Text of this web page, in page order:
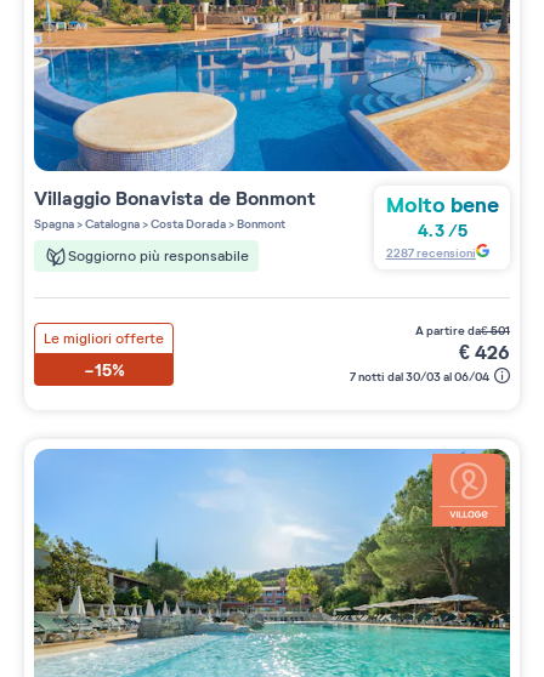
Villaggio Bonavista de Bonmont
Spagna>Catalogna>Costa Dorada>Bonmont
Soggiorno più responsabile
Molto bene
4.3/5
2287recensioni
Le migliori offerte
-15%
a partire da€501
€426
7 notti dal 30/03 al 06/04